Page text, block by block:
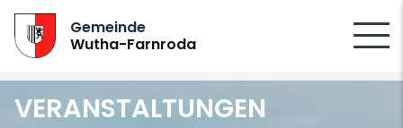
Gemeinde
Wutha-Farnroda
VERANSTALTUNGEN